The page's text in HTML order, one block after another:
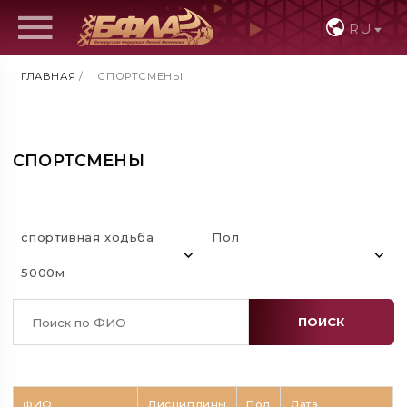
RU
ГЛАВНАЯ / СПОРТСМЕНЫ
СПОРТСМЕНЫ
спортивная ходьба
5000м
Пол
ПОИСК